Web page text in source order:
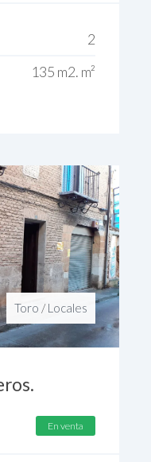
2
135 m2. m²
Toro /Locales
En venta